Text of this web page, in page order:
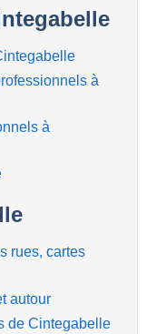
à
à
rues, cartes
autour
de Cintegabelle